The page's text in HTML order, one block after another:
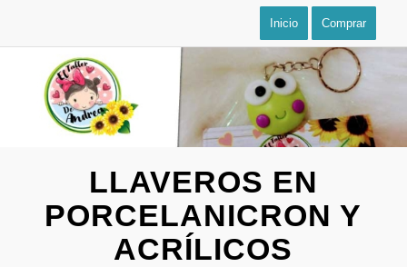
Inicio Comprar
LLAVEROS EN
PORCELANICRON Y
ACRÍLICOS